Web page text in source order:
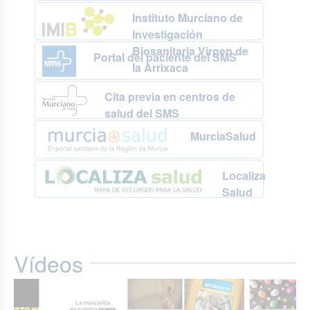
Instituto Murciano de
Investigación
Biosanitaria Virgen de
la Arrixaca
Portal del paciente del SMS
Cita previa en centros de
salud del SMS
MurciaSalud
Localiza
Salud
Vídeos